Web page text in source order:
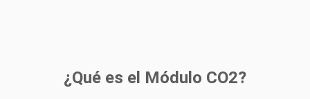
¿Qué es el Módulo CO2?